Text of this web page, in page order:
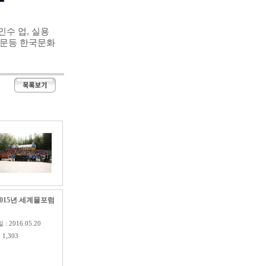
수 업, 실용
등 한국문화
년 세계물포럼
: 2016.05.20
1,303